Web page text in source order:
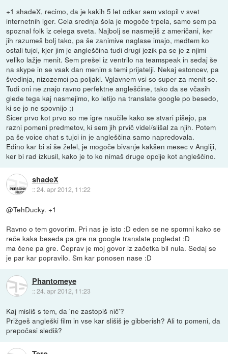
+1 shadeX, recimo, da je kakih 5 let odkar sem vstopil v svet
internetnih iger. Cela srednja šola je mogoče trpela, samo sem pa
spoznal folk iz celega sveta. Najbolj se nasmejiš z američani, ker
jih razumeš bolj tako, pa še zanimive naglase imajo, medtem ko
ostali tujci, kjer jim je angleščina tudi drugi jezik pa se je z njimi
veliko lažje menit. Sem prešel iz ventrilo na teamspeak in sedaj še
na skype in se vsak dan menim s temi prijatelji. Nekaj estoncev, pa
švedinja, nizozemci pa poljaki. Vglavnem vsi so super za menit se.
Tudi oni ne znajo ravno perfektne angleščine, tako da se včasih
glede tega kaj nasmejimo, ko letijo na translate google po besedo,
ki se jo ne spovnijo ;)
Sicer prvo kot prvo so me igre naučile kako se stvari pišejo, pa
razni pomeni predmetov, ki sem jih prvič videl/slišal za njih. Potem
pa še voice chat s tujci in je angleščina samo napredovala.
Edino kar bi si še želel, je mogoče bivanje kakšen mesec v Angliji,
ker bi rad izkusil, kako je to ko nimaš druge opcije kot angleščino.
shadeX
::24. apr 2012, 11:22
@TehDucky. +1
Ravno o tem govorim. Pri nas je isto :D eden se ne spomni kako se
reče kaka beseda pa gre na google translate pogledat :D
ma čene pa gre. Čeprav je moj govor iz začetka bil nula. Sedaj se
je par kar popravilo. Sm kar ponosen nase :D
Phantomeye
::24. apr 2012, 11:23
Kaj misliš s tem, da 'ne zastopiš nič'?
Prižgeš angleški film in vse kar slišiš je gibberish? Ali to pomeni, da
prepočasi slediš?